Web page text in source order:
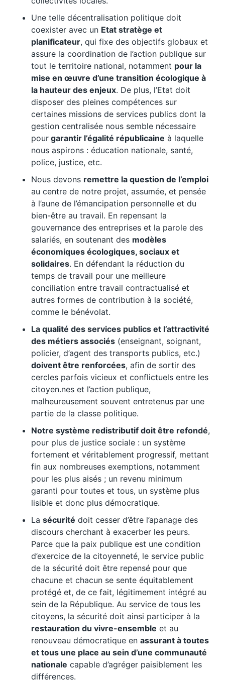
Une telle décentralisation politique doit
coexister avec un Etat stratège et
planificateur, qui fixe des objectifs globaux et
assure la coordination de l’action publique sur
tout le territoire national, notamment pour la
mise en œuvre d’une transition écologique à
la hauteur des enjeux. De plus, l’Etat doit
disposer des pleines compétences sur
certaines missions de services publics dont la
gestion centralisée nous semble nécessaire
pour garantir l’égalité républicaine à laquelle
nous aspirons : éducation nationale, santé,
police, justice, etc.
Nous devons remettre la question de l’emploi
au centre de notre projet, assumée, et pensée
à l’aune de l’émancipation personnelle et du
bien-être au travail. En repensant la
gouvernance des entreprises et la parole des
salariés, en soutenant des modèles
économiques écologiques, sociaux et
solidaires. En défendant la réduction du
temps de travail pour une meilleure
conciliation entre travail contractualisé et
autres formes de contribution à la société,
comme le bénévolat.
La qualité des services publics et l’attractivité
des métiers associés (enseignant, soignant,
policier, d’agent des transports publics, etc.)
doivent être renforcées, afin de sortir des
cercles parfois vicieux et conflictuels entre les
citoyen.nes et l’action publique,
malheureusement souvent entretenus par une
partie de la classe politique.
Notre système redistributif doit être refondé,
pour plus de justice sociale : un système
fortement et véritablement progressif, mettant
fin aux nombreuses exemptions, notamment
pour les plus aisés ; un revenu minimum
garanti pour toutes et tous, un système plus
lisible et donc plus démocratique.
La sécurité doit cesser d’être l’apanage des
discours cherchant à exacerber les peurs.
Parce que la paix publique est une condition
d’exercice de la citoyenneté, le service public
de la sécurité doit être repensé pour que
chacune et chacun se sente équitablement
protégé et, de ce fait, légitimement intégré au
sein de la République. Au service de tous les
citoyens, la sécurité doit ainsi participer à la
restauration du vivre-ensemble et au
renouveau démocratique en assurant à toutes
et tous une place au sein d’une communauté
nationale capable d’agréger paisiblement les
différences.